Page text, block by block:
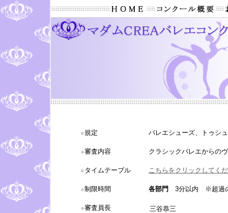
●規定 バレエシューズ、トゥシ
●審査内容 クラシックバレエからの
●タイムテーブル こちらをクリックしてく
●制限時間 各部門 3分以内 ※超過の
●審査員長 三谷恭三